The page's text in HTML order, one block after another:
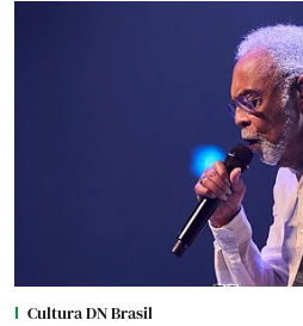
Cultura DN Brasil